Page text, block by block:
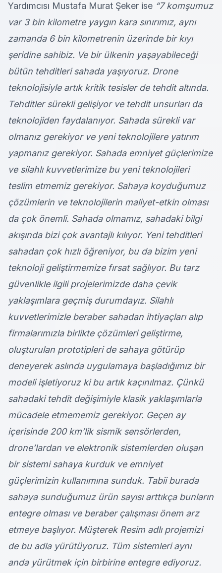
Yardımcısı Mustafa Murat Şeker ise “7 komşumuz
var 3 bin kilometre yaygın kara sınırımız, aynı
zamanda 6 bin kilometrenin üzerinde bir kıyı
şeridine sahibiz. Ve bir ülkenin yaşayabileceği
bütün tehditleri sahada yaşıyoruz. Drone
teknolojisiyle artık kritik tesisler de tehdit altında.
Tehditler sürekli gelişiyor ve tehdit unsurları da
teknolojiden faydalanıyor. Sahada sürekli var
olmanız gerekiyor ve yeni teknolojilere yatırım
yapmanız gerekiyor. Sahada emniyet güçlerimize
ve silahlı kuvvetlerimize bu yeni teknolojileri
teslim etmemiz gerekiyor. Sahaya koyduğumuz
çözümlerin ve teknolojilerin maliyet-etkin olması
da çok önemli. Sahada olmamız, sahadaki bilgi
akışında bizi çok avantajlı kılıyor. Yeni tehditleri
sahadan çok hızlı öğreniyor, bu da bizim yeni
teknoloji geliştirmemize fırsat sağlıyor. Bu tarz
güvenlikle ilgili projelerimizde daha çevik
yaklaşımlara geçmiş durumdayız. Silahlı
kuvvetlerimizle beraber sahadan ihtiyaçları alıp
firmalarımızla birlikte çözümleri geliştirme,
oluşturulan prototipleri de sahaya götürüp
deneyerek aslında uygulamaya başladığımız bir
modeli işletiyoruz ki bu artık kaçınılmaz. Çünkü
sahadaki tehdit değişimiyle klasik yaklaşımlarla
mücadele etmememiz gerekiyor. Geçen ay
içerisinde 200 km’lik sismik sensörlerden,
drone’lardan ve elektronik sistemlerden oluşan
bir sistemi sahaya kurduk ve emniyet
güçlerimizin kullanımına sunduk. Tabii burada
sahaya sunduğumuz ürün sayısı arttıkça bunların
entegre olması ve beraber çalışması önem arz
etmeye başlıyor. Müşterek Resim adlı projemizi
de bu adla yürütüyoruz. Tüm sistemleri aynı
anda yürütmek için birbirine entegre ediyoruz.